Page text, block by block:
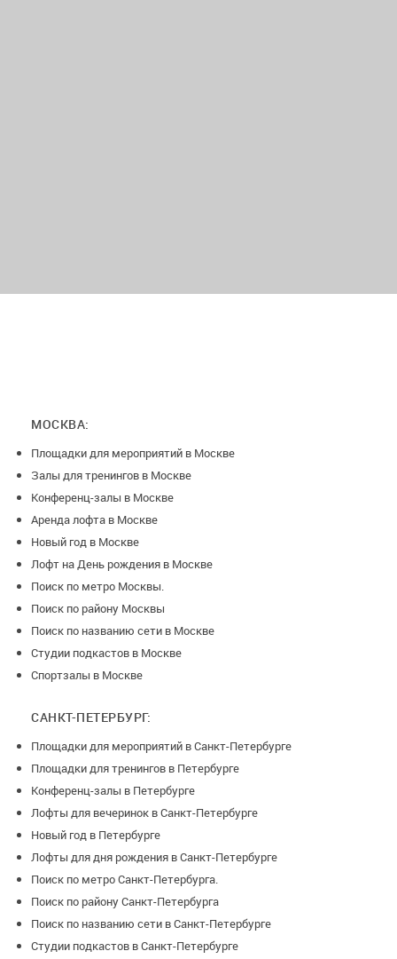
МОСКВА:
Площадки для мероприятий в Москве
Залы для тренингов в Москве
Конференц-залы в Москве
Аренда лофта в Москве
Новый год в Москве
Лофт на День рождения в Москве
Поиск по метро Москвы.
Поиск по району Москвы
Поиск по названию сети в Москве
Студии подкастов в Москве
Спортзалы в Москве
САНКТ-ПЕТЕРБУРГ:
Площадки для мероприятий в Санкт-Петербурге
Площадки для тренингов в Петербурге
Конференц-залы в Петербурге
Лофты для вечеринок в Санкт-Петербурге
Новый год в Петербурге
Лофты для дня рождения в Санкт-Петербурге
Поиск по метро Санкт-Петербурга.
Поиск по району Санкт-Петербурга
Поиск по названию сети в Санкт-Петербурге
Студии подкастов в Санкт-Петербурге